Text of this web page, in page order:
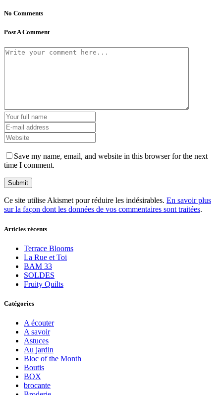
No Comments
Post A Comment
Save my name, email, and website in this browser for the next
time I comment.
Ce site utilise Akismet pour réduire les indésirables. En savoir plus
sur la façon dont les données de vos commentaires sont traitées.
Articles récents
Terrace Blooms
La Rue et Toi
BAM 33
SOLDES
Fruity Quilts
Catégories
A écouter
A savoir
Astuces
Au jardin
Bloc of the Month
Boutis
BOX
brocante